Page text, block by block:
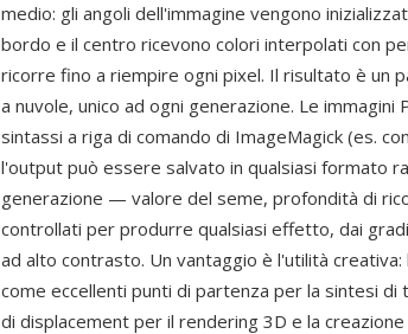
medio: gli angoli dell'immagine vengono
bordo e il centro ricevono colori interpolati con
ricorre fino a riempire ogni pixel. Il risultato è un
a nuvole, unico ad ogni generazione. Le immagini
sintassi a riga di comando di ImageMagick (es.
l'output può essere salvato in qualsiasi formato
generazione — valore del seme, profondità di
controllati per produrre qualsiasi effetto, dai
ad alto contrasto. Un vantaggio è l'utilità
come eccellenti punti di partenza per la sintesi
di displacement per il rendering 3D e la